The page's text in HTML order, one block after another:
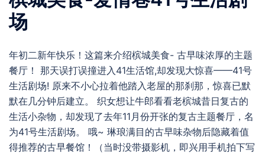
场
年初二新年快乐！这篇来介绍槟城美食- 古早味浓厚的主题
餐厅！ 那天误打误撞进入41生活馆,却发现大惊喜——41号
生活剧场! 原来不小心拉着他踏入老屋的那刹那，惊喜已默
默在几分钟后建立。 织女想让牛郎看看老槟城昔日复古的
生活小杂物，却发现了去年11月份开张的复古主题餐厅，名
为41号生活剧场。 哦~ 琳琅满目的古早味杂物后隐藏着值
得推荐的古早餐馆！（当时没带摄影机，即兴用手机拍下写